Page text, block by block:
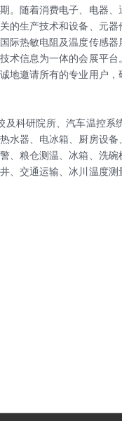
。随着消费电子、电器
的生产技术和设备、元
际热敏电阻及温度传感
术信息为一体的会展平
地邀请所有的专业用户
科研院所、汽车温控系
水器、电冰箱、厨房设
、粮仓测温、冰箱、洗
、交通运输、冰川温度